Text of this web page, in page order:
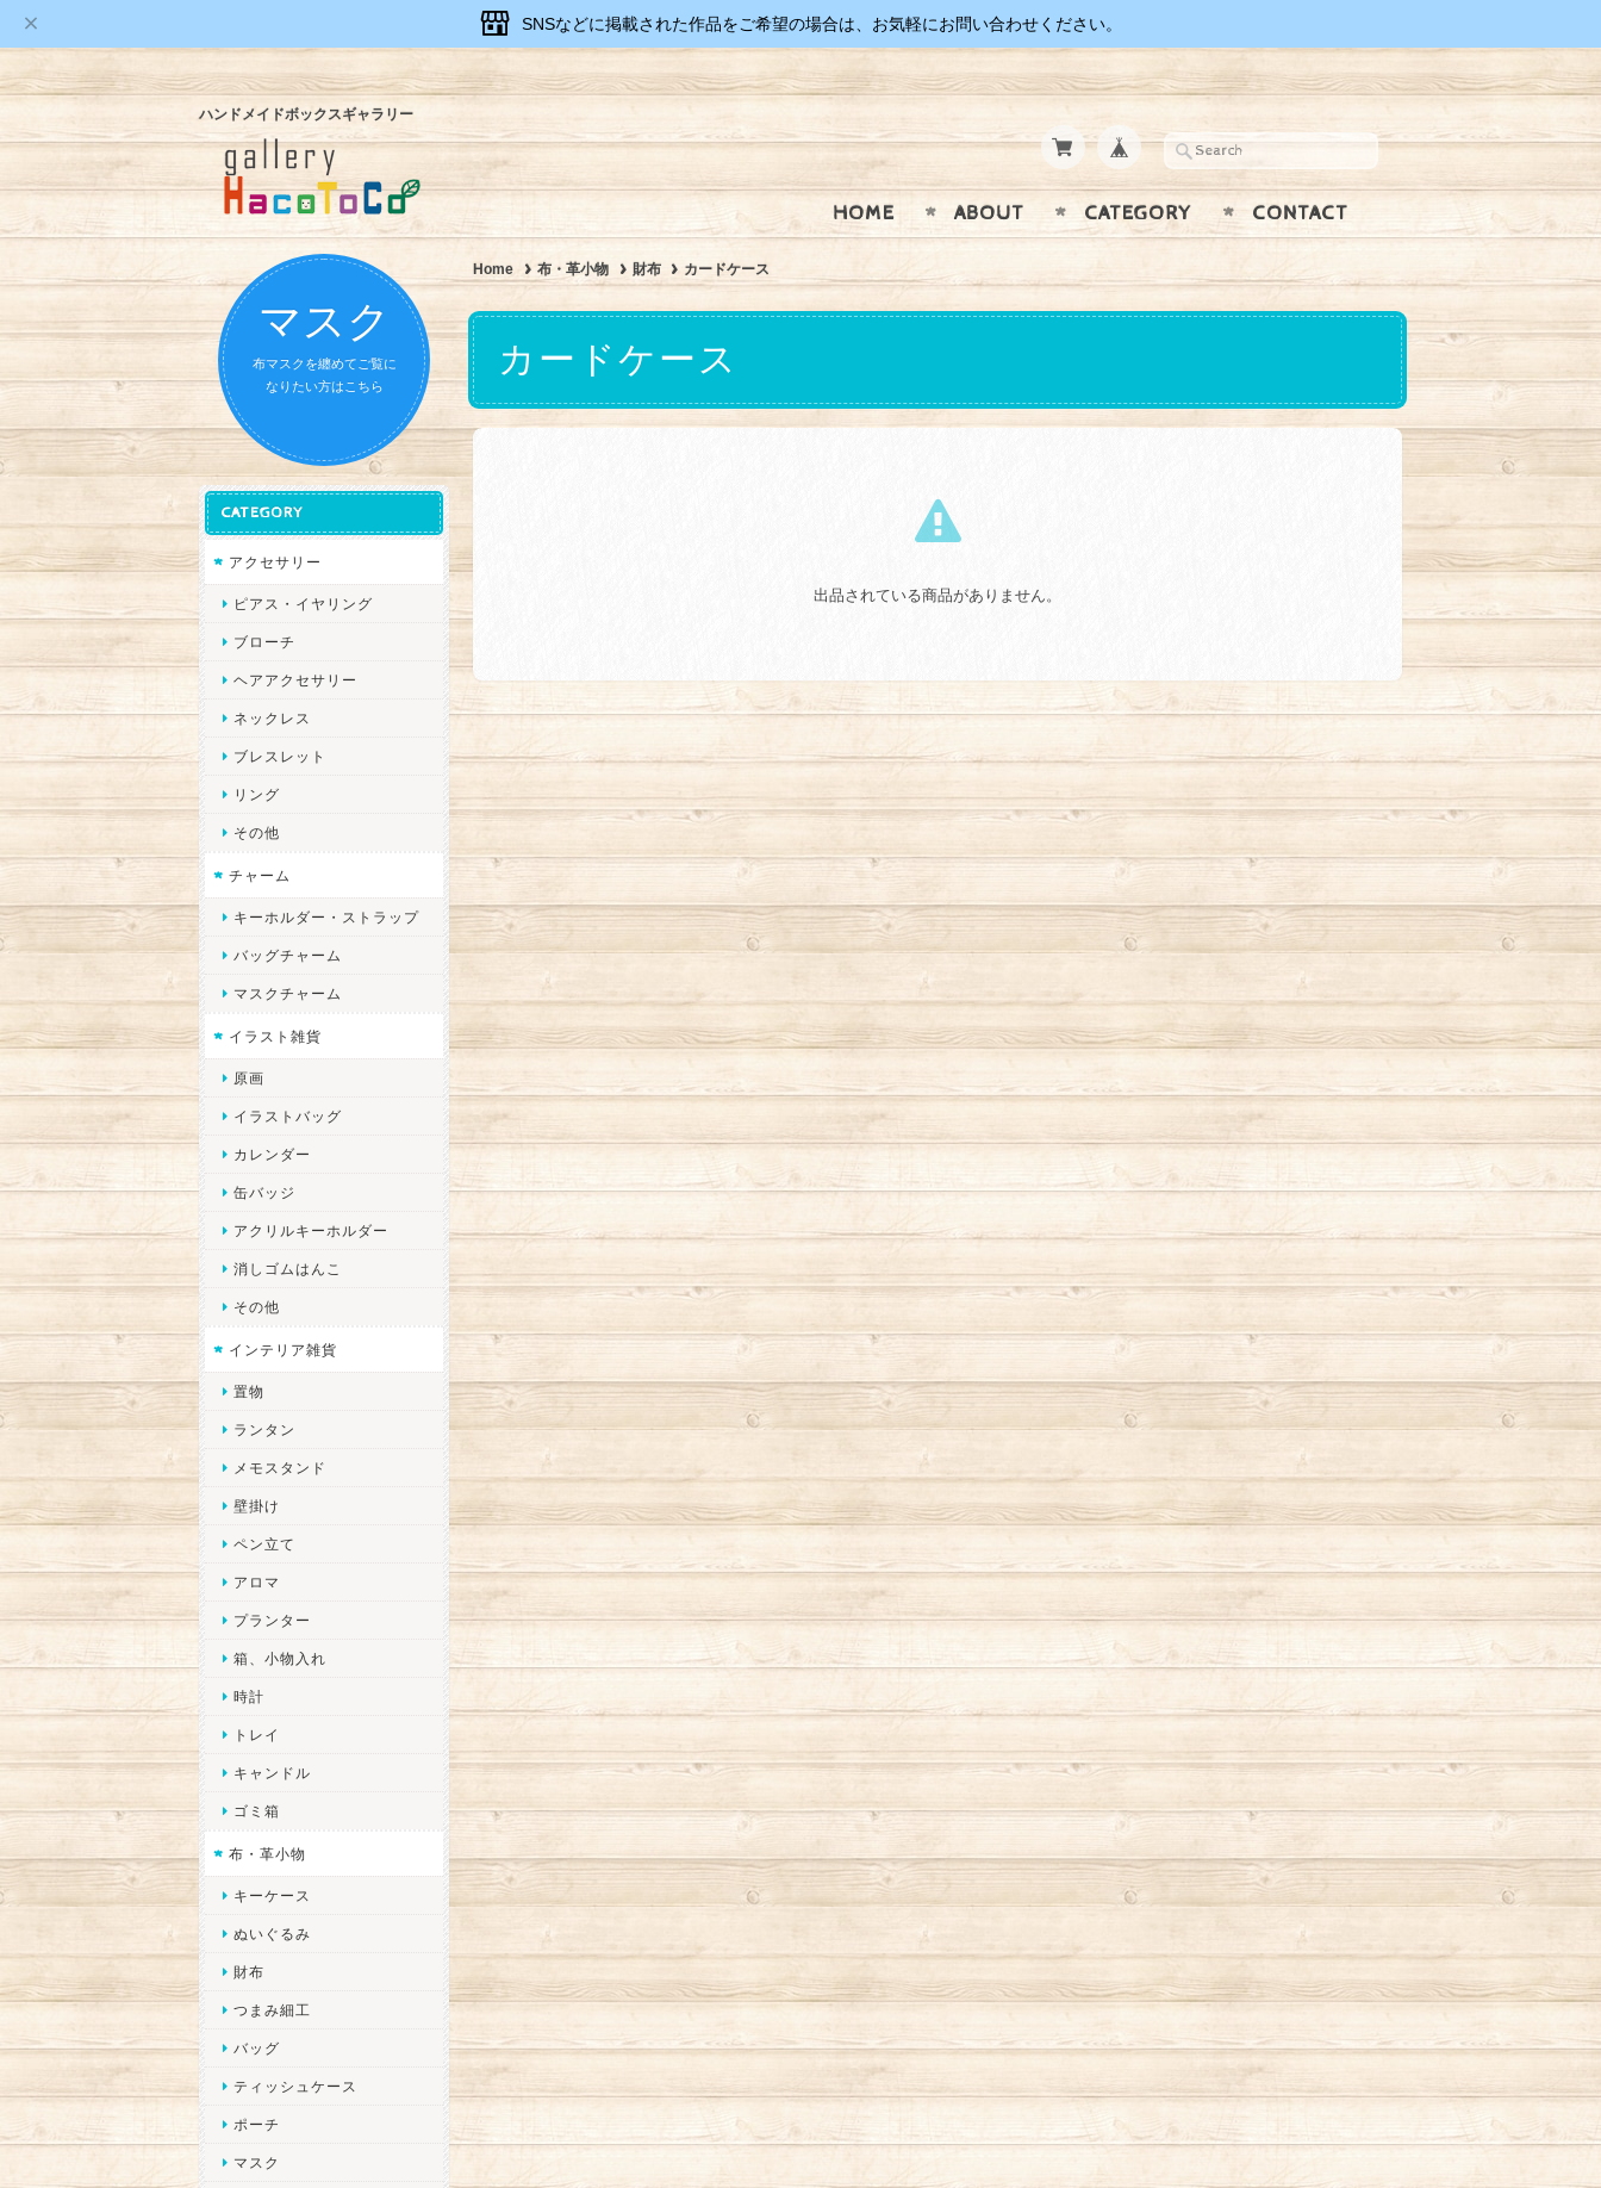
SNSなどに掲載された作品をご希望の場合は、お気軽にお問い合わせください。
ハンドメイドボックスギャラリー
HOME ABOUT CATEGORY CONTACT
Home 布・革小物 財布 カードケース
カードケース
出品されている商品がありません。
マスク
布マスクを纏めてご覧に
なりたい方はこちら
CATEGORY
アクセサリー
ピアス・イヤリング
ブローチ
ヘアアクセサリー
ネックレス
ブレスレット
リング
その他
チャーム
キーホルダー・ストラップ
バッグチャーム
マスクチャーム
イラスト雑貨
原画
イラストバッグ
カレンダー
缶バッジ
アクリルキーホルダー
消しゴムはんこ
その他
インテリア雑貨
置物
ランタン
メモスタンド
壁掛け
ペン立て
アロマ
プランター
箱、小物入れ
時計
トレイ
キャンドル
ゴミ箱
布・革小物
キーケース
ぬいぐるみ
財布
つまみ細工
バッグ
ティッシュケース
ポーチ
マスク